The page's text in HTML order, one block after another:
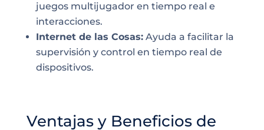
juegos multijugador en tiempo real e
interacciones.
Internet de las Cosas:Ayuda a facilitar la
supervisión y control en tiempo real de
dispositivos.
Ventajas y Beneficios de